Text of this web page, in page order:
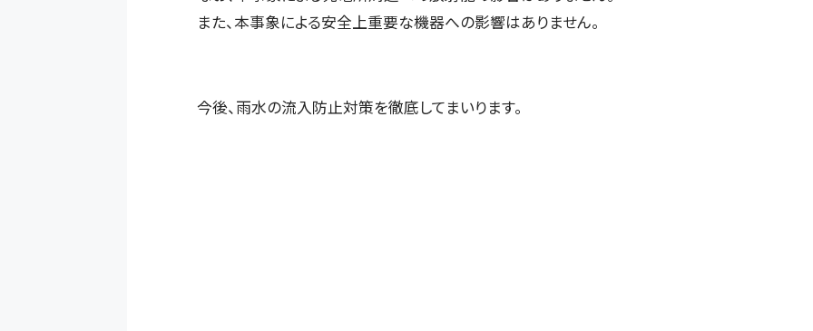
また、本事象による安全上重要な機器への影響はありません。
今後、雨水の流入防止対策を徹底してまいります。